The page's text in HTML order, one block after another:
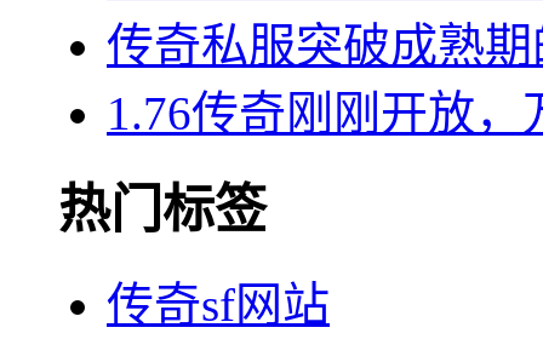
传奇私服突破成熟
1.76传奇刚刚开放
热门标签
传奇sf网站